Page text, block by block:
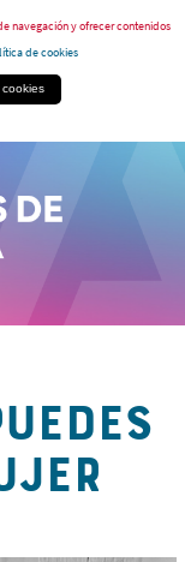
navegación y ofrecer contenidos
de cookies